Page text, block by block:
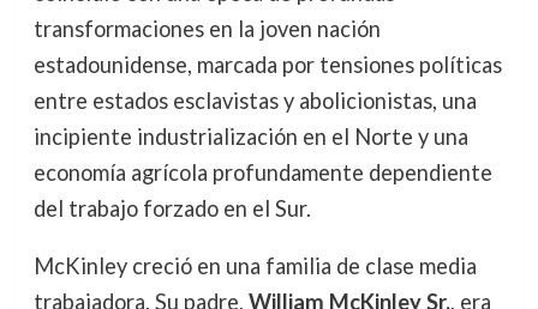
transformaciones en la joven nación
estadounidense, marcada por tensiones políticas
entre estados esclavistas y abolicionistas, una
incipiente industrialización en el Norte y una
economía agrícola profundamente dependiente
del trabajo forzado en el Sur.
McKinley creció en una familia de clase media
trabajadora. Su padre, William McKinley Sr., era